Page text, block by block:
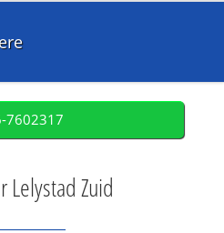
7602317
Lelystad Zuid